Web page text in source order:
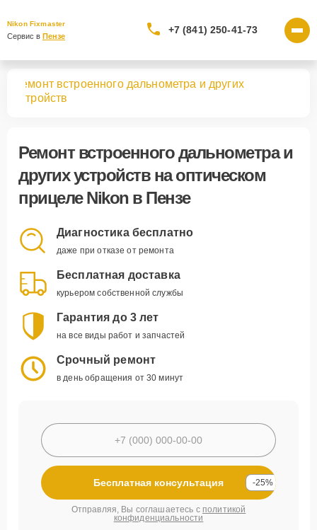
Nikon Fixmaster
Сервис в Пензе
+7 (841) 250-41-73
Ремонт встроенного дальнометра и других
устройств
Ремонт встроенного дальнометра и
других устройствна оптическом
прицеле Nikon в Пензе
Диагностика бесплатно
даже при отказе от ремонта
Бесплатная доставка
курьером собственной службы
Гарантия до 3 лет
на все виды работ и запчастей
Срочный ремонт
в день обращения от 30 минут
Бесплатная консультация -25%
Отправляя, Вы соглашаетесь с политикой
конфиденциальности